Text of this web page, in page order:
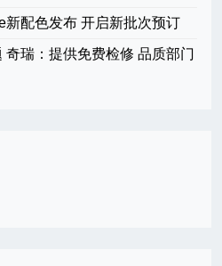
新配色发布 开启新批次预订
奇瑞：提供免费检修 品质部门